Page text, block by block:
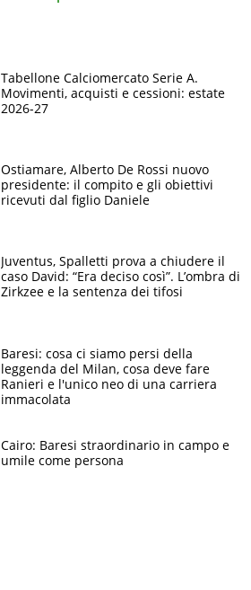
Tabellone Calciomercato Serie A.
Movimenti, acquisti e cessioni: estate
2026-27
Ostiamare, Alberto De Rossi nuovo
presidente: il compito e gli obiettivi
ricevuti dal figlio Daniele
Juventus, Spalletti prova a chiudere il
caso David: “Era deciso così”. L’ombra di
Zirkzee e la sentenza dei tifosi
Baresi: cosa ci siamo persi della
leggenda del Milan, cosa deve fare
Ranieri e l'unico neo di una carriera
immacolata
Cairo: Baresi straordinario in campo e
umile come persona